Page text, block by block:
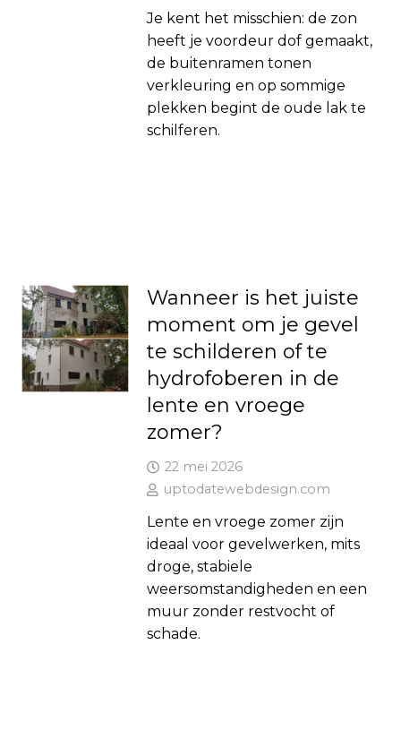
Je kent het misschien: de zon
heeft je voordeur dof gemaakt,
de buitenramen tonen
verkleuring en op sommige
plekken begint de oude lak te
schilferen.
Wanneer is het juiste
moment om je gevel
te schilderen of te
hydrofoberen in de
lente en vroege
zomer?
22 mei 2026
uptodatewebdesign.com
Lente en vroege zomer zijn
ideaal voor gevelwerken, mits
droge, stabiele
weersomstandigheden en een
muur zonder restvocht of
schade.